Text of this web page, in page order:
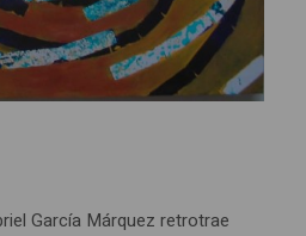
García Márquez retrotrae